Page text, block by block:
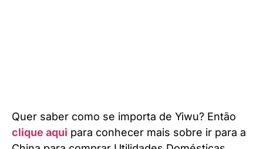
Quer saber como se importa de Yiwu? Então
clique aqui para conhecer mais sobre ir para a